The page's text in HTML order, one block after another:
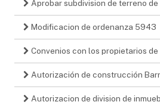
Aprobar subdivision de terreno de
Modificacion de ordenanza 5943
Convenios con los propietarios
Autorización de construcción
Autorizacion de division de